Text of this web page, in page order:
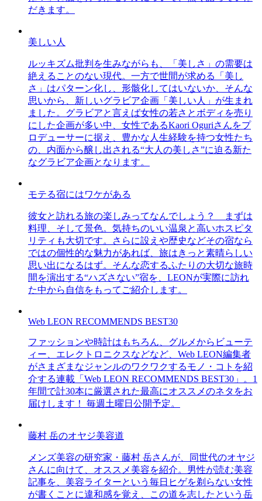
だきます。
美しい人
ルッキズム批判を生みながらも、「美しさ」の需要は
絶えることのない現代。一方で世間が求める「美し
さ」はパターン化し、形骸化してはいないか、そんな
思いから、新しいグラビア企画「美しい人」が生まれ
ました。グラビアと言えば女性の若さとボディを売り
にした企画が多い中、女性であるKaori Oguriさんをプ
ロデューサーに据え、豊かな人生経験を持つ女性たち
の、内面から醸し出される“大人の美しさ”に迫る新た
なグラビア企画となります。
モテる宿にはワケがある
彼女と訪れる旅の楽しみってなんでしょう？ まずは
料理、そして景色。気持ちのいい温泉と高いホスピタ
リティも大切です。さらに設えや歴史などその宿なら
ではの個性的な魅力があれば、旅はきっと素晴らしい
思い出になるはず。そんな恋するふたりの大切な旅時
間を演出する“ハズさない”宿を、LEONが実際に訪れ
た中から自信をもってご紹介します。
Web LEON RECOMMENDS BEST30
ファッションや時計はもちろん、グルメからビューテ
ィー、エレクトロニクスなどなど、Web LEON編集者
がさまざまなジャンルのワクワクするモノ・コトを紹
介する連載「Web LEON RECOMMENDS BEST30」。1
年間で計30本に厳選された最高にオススメのネタをお
届けします！ 毎週土曜日公開予定。
藤村 岳のオヤジ美容道
メンズ美容の研究家・藤村 岳さんが、同世代のオヤジ
さんに向けて、オススメ美容を紹介。男性が読む美容
記事を、美容ライターという毎日ヒゲを剃らない女性
が書くことに違和感を覚え、この道を志したという岳